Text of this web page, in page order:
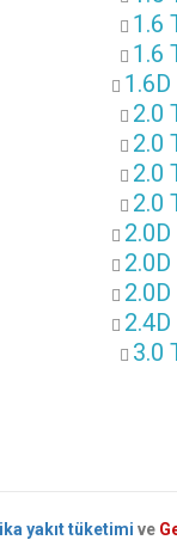
1.6
1.6
1.6D
2.0
2.0
2.0
2.0
2.0D
2.0D
3.0
yakıt tüketimi ve